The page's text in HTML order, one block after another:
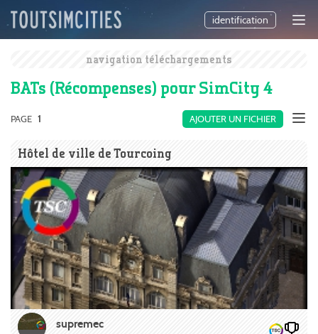
identification
navigation téléchargements
BATs (Récompenses) pour SimCity 4
AJOUTER UN FICHIER
PAGE 1
Hôtel de ville de Tourcoing
supremec